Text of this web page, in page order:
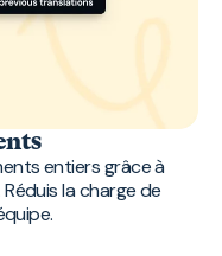
entiers grâce à
la charge de